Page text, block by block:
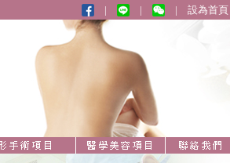
| | | 設為首頁